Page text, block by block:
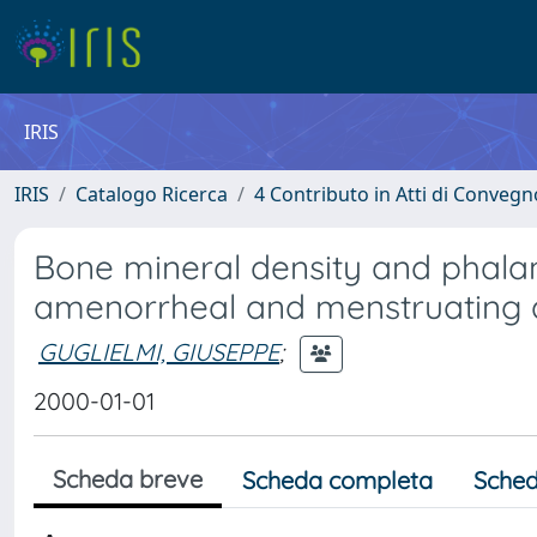
IRIS
IRIS Catalogo Ricerca 4 Contributo in Atti di
Bone mineral density and
amenorrheal and menstruating
GUGLIELMI, GIUSEPPE;
2000-01-01
Scheda breve Scheda completa